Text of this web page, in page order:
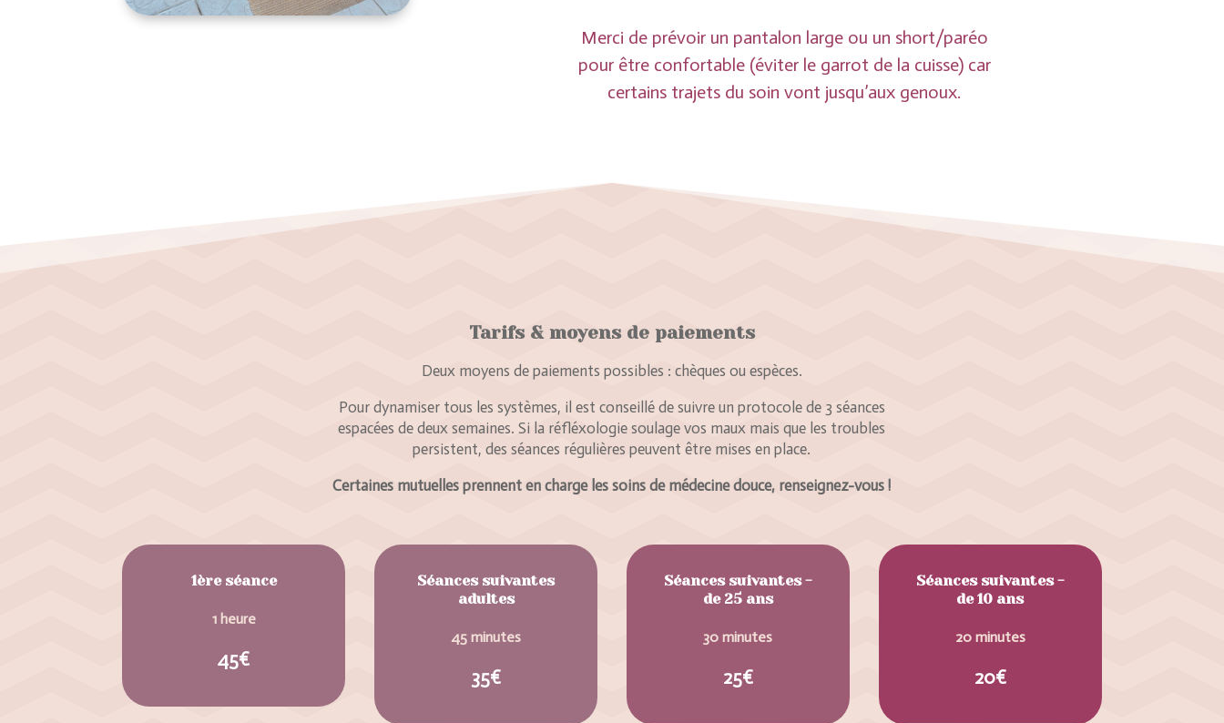
Merci de prévoir un pantalon large ou un short/paréo
pour être confortable (éviter le garrot de la cuisse) car
certains trajets du soin vont jusqu’aux genoux.
Tarifs & moyens de paiements
Deux moyens de paiements possibles : chèques ou espèces.
Pour dynamiser tous les systèmes, il est conseillé de suivre un protocole de 3 séances
espacées de deux semaines. Si la réfléxologie soulage vos maux mais que les troubles
persistent, des séances régulières peuvent être mises en place.
Certaines mutuelles prennent en charge les soins de médecine douce, renseignez-vous !
1ère séance
1 heure
45€
Séances suivantes
adultes
45 minutes
35€
Séances suivantes -
de 25 ans
30 minutes
25€
Séances suivantes -
de 10 ans
20 minutes
20€